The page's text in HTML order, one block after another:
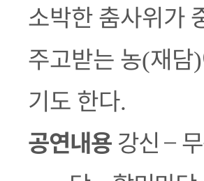
소박한 춤사위가
주고받는 농(재담)
기도 한다.
공연내용 강신–